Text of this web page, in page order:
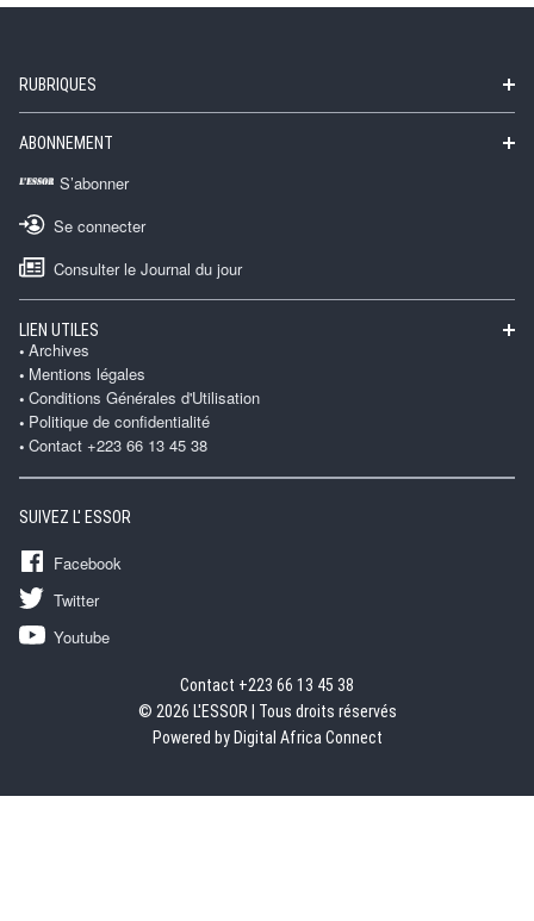
RUBRIQUES
ABONNEMENT
S’abonner
Se connecter
Consulter le Journal du jour
LIEN UTILES
Archives
Mentions légales
Conditions Générales d'Utilisation
Politique de confidentialité
Contact +223 66 13 45 38
SUIVEZ L' ESSOR
Facebook
Twitter
Youtube
Contact +223 66 13 45 38
© 2026 L'ESSOR | Tous droits réservés
Powered by Digital Africa Connect